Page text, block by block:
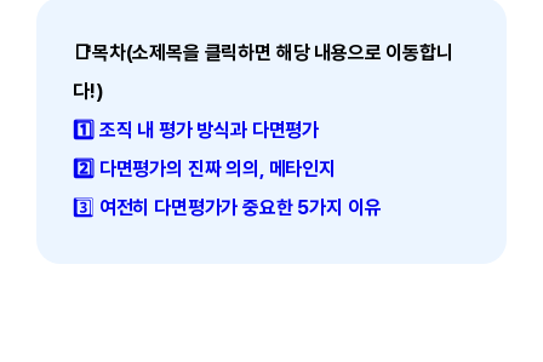
📑목차(소제목을 클릭하면 해당 내용으로 이동합니
다!)
1️⃣ 조직 내 평가 방식과 다면평가
2️⃣ 다면평가의 진짜 의의, 메타인지
3️⃣ 여전히 다면평가가 중요한 5가지 이유